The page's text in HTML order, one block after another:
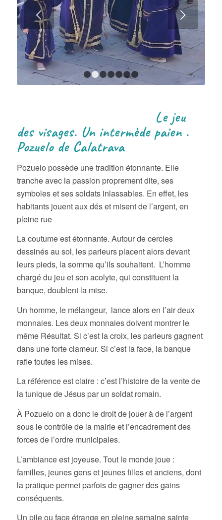
Suivant
1 2 3 6 7
Le jeu
des visages. Un intermède paien .
Pozuelo de Calatrava
Pozuelo possède une tradition étonnante. Elle
tranche avec la passion proprement dite, ses
symboles et ses soldats inlassables. En effet, les
habitants jouent aux dés et misent de l’argent, en
pleine rue
La coutume est étonnante. Autour de cercles
dessinés au sol, les parieurs placent alors devant
leurs pieds, la somme qu’ils souhaitent. L’homme
chargé du jeu et son acolyte, qui constituent la
banque, doublent la mise.
Un homme, le mélangeur, lance alors en l’air deux
monnaies. Les deux monnaies doivent montrer le
même Résultat. Si c’est la croix, les parieurs gagnent
dans une forte clameur. Si c’est la face, la banque
rafle toutes les mises.
La référence est claire : c’est l’histoire de la vente de
la tunique de Jésus par un soldat romain.
À Pozuelo on a donc le droit de jouer à de l’argent
sous le contrôle de la mairie et l’encadrement des
forces de l’ordre municipales.
L’ambiance est joyeuse. Tout le monde joue :
familles, jeunes gens et jeunes filles et anciens, dont
la pratique permet parfois de gagner des gains
conséquents.
Un pile ou face étrange en pleine semaine sainte